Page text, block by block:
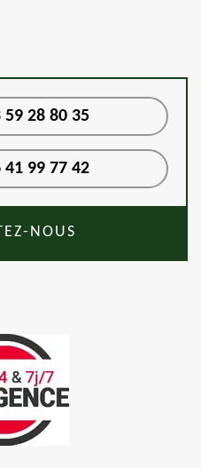
59 28 80 35
41 99 77 42
NOUS